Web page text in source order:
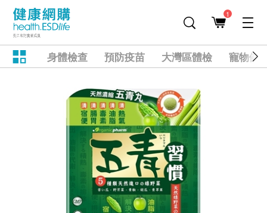
1
身體檢查 預防疫苗 大灣區體檢 寵物健